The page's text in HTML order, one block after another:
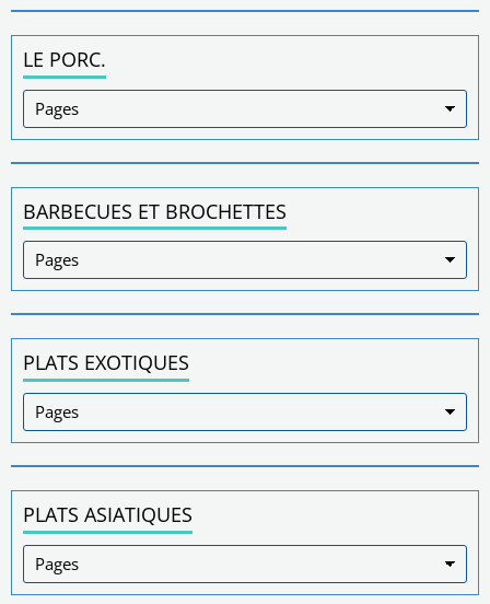
LE PORC.
BARBECUES ET BROCHETTES
PLATS EXOTIQUES
PLATS ASIATIQUES